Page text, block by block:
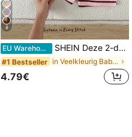
8
EU Warehouse SHEIN Deze 2-delige baby meisje casual, minimalistische, comfortabele en schattige set heeft een getextureerde stof en decoratieve patches, inclusief een tanktop en een rechte broek, perfect voor lente- en zomerkleding.
#1 Bestseller in Veelkleurig Babymeisjessets
4.79€